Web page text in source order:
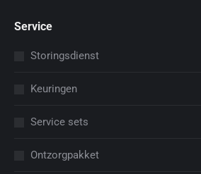
Service
Storingsdienst
Keuringen
Service sets
Ontzorgpakket